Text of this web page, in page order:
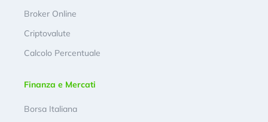
Broker Online
Criptovalute
Calcolo Percentuale
Finanza e Mercati
Borsa Italiana